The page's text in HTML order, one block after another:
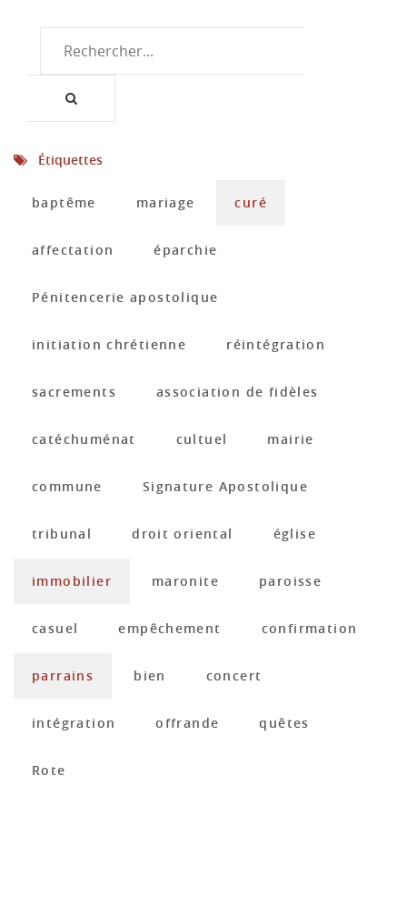
Étiquettes
baptême mariage curé
affectation éparchie
Pénitencerie apostolique
initiation chrétienne réintégration
sacrements association de fidèles
catéchuménat cultuel mairie
commune Signature Apostolique
tribunal droit oriental église
immobilier maronite paroisse
casuel empêchement confirmation
parrains bien concert
intégration offrande quêtes
Rote